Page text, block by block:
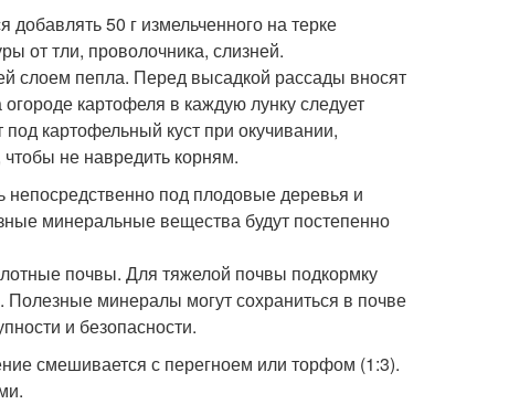
50 г измельченного на терке
от тли, проволочника, слизней.
слоем пепла. Перед высадкой рассады вносят
картофеля в каждую лунку следует
картофельный куст при окучивании,
не навредить корням.
под плодовые деревья и
минеральные вещества будут постепенно
почвы. Для тяжелой почвы подкормку
минералы могут сохраниться в почве
и безопасности.
смешивается с перегноем или торфом (1:3).